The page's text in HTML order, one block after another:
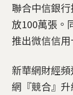
聯合中信銀
放100萬張。
推出微信信用
新華網財經
網『競合』